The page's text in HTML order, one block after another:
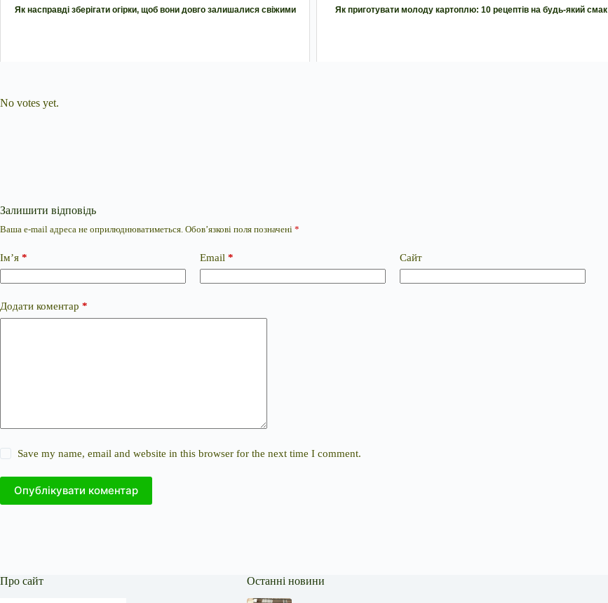
Як насправді зберігати огірки, щоб вони довго залишалися свіжими Як приготувати молоду картоплю: 10 рецептів на будь-який смак
No votes yet.
Залишити відповідь
Ваша e-mail адреса не оприлюднюватиметься. Обов’язкові поля позначені *
Ім’я * Email * Сайт
Додати коментар *
Save my name, email and website in this browser for the next time I comment.
Опублікувати коментар
Про сайт Останні новини